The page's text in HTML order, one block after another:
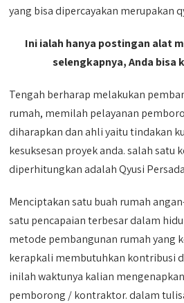
yang bisa dipercayakan merupakan
Ini ialah hanya postingan alat
selengkapnya, Anda bisa
Tengah berharap melakukan
rumah, memilah pelayanan
diharapkan dan ahli yaitu tindakan
kesuksesan proyek anda. salah
diperhitungkan adalah Qyusi
Menciptakan satu buah rumah
satu pencapaian terbesar dalam
metode pembangunan rumah yang
kerapkali membutuhkan kontribusi
inilah waktunya kalian
pemborong / kontraktor. dalam